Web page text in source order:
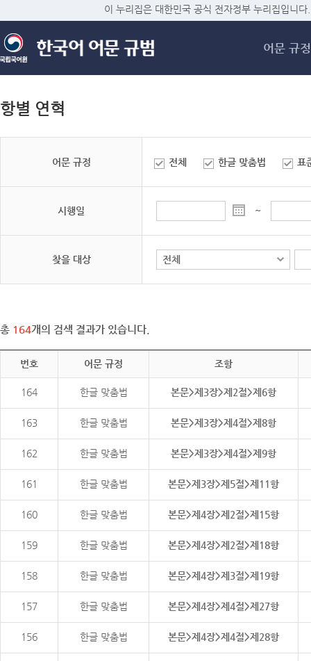
메
이 누리집은 대한민국 공식 전자정부 누리집입니다.
어문 규정
항별 연혁
어문 규정 전체 한글 맞춤법 표
시행일 ~
찾을 대상
총 164개의 검색 결과가 있습니다.
번호 어문 규정 조항
164 한글 맞춤법 본문>제3장>제2절>제6항
163 한글 맞춤법 본문>제3장>제4절>제8항
162 한글 맞춤법 본문>제3장>제4절>제9항
161 한글 맞춤법 본문>제3장>제5절>제11항
160 한글 맞춤법 본문>제4장>제2절>제15항
159 한글 맞춤법 본문>제4장>제2절>제18항
158 한글 맞춤법 본문>제4장>제3절>제19항
157 한글 맞춤법 본문>제4장>제4절>제27항
156 한글 맞춤법 본문>제4장>제4절>제28항